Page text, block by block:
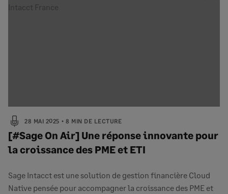
28 MAI 2025 8 MIN DE LECTURE
[#Sage On Air] Une réponse innovante pour
la croissance des PME et ETI
Sage Intacct est une solution de gestion financière Cloud
Native pensée pour accompagner la croissance des PME et